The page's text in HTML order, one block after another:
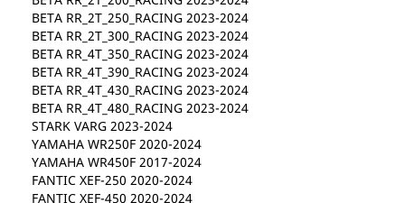
BETA RR_2T_250_RACING 2023-2024
BETA RR_2T_300_RACING 2023-2024
BETA RR_4T_350_RACING 2023-2024
BETA RR_4T_390_RACING 2023-2024
BETA RR_4T_430_RACING 2023-2024
BETA RR_4T_480_RACING 2023-2024
STARK VARG 2023-2024
YAMAHA WR250F 2020-2024
YAMAHA WR450F 2017-2024
FANTIC XEF-250 2020-2024
FANTIC XEF-450 2020-2024